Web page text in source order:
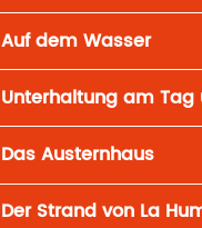
Auf dem Wasser
Unterhaltung am
Das Austernhaus
Der Strand von La